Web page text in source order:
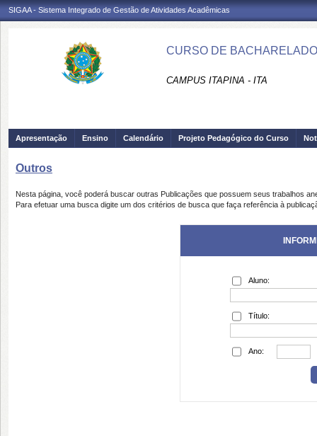
SIGAA - Sistema Integrado de Gestão de Atividades Acadêmicas
CURSO DE
CAMPUS ITAPINA - ITA
Apresentação Ensino Calendário Projeto Pedagógico do Curso
Outros
Nesta página, você poderá buscar outras Publicações que possuem seus trabalhos
Para efetuar uma busca digite um dos critérios de busca que faça referência à
Aluno:
Título:
Ano: